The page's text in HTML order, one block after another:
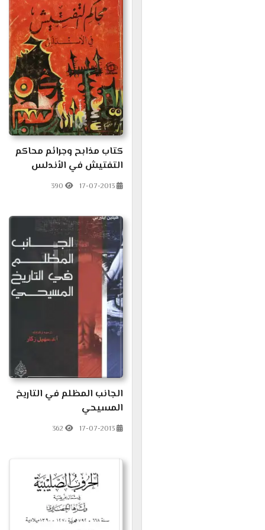
كتاب مذابح وجرائم محاكم
التفتيش في الأندلس
17-07-2013
390
الجانب المظلم في التاريخ
المسيحي
17-07-2013
362